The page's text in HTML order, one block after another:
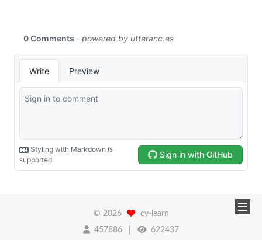
© 2026
cv-learn
457886
622437